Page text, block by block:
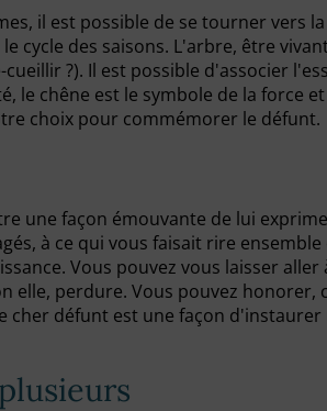
il est possible de se tourner vers
cycle des saisons. L'arbre, être
?). Il est possible d'associer
le chêne est le symbole de la force
choix pour commémorer le défunt.
une façon émouvante de lui
à ce qui vous faisait rire
Vous pouvez vous laisser
elle, perdure. Vous pouvez honorer,
cher défunt est une façon